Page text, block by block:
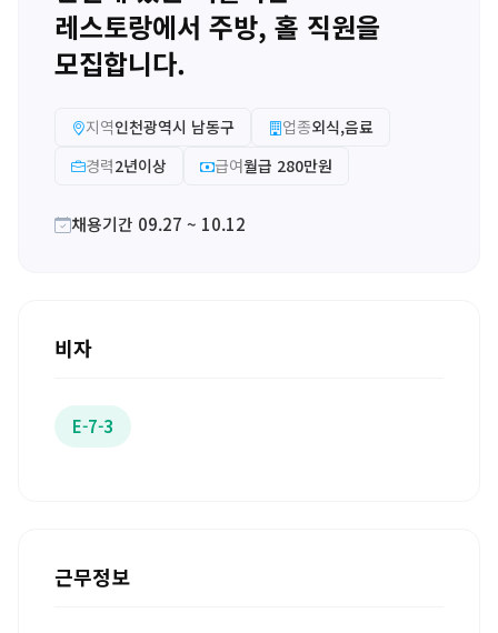
레스토랑에서 주방, 홀 직원을
모집합니다.
지역인천광역시 남동구 업종외식,음료
경력2년이상 급여월급 280만원
채용기간 09.27 ~ 10.12
비자
E-7-3
근무정보